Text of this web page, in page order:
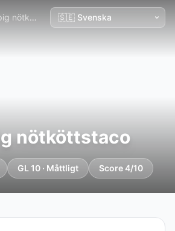
nötköttstaco
GL 10 · Måttligt Score 4/10